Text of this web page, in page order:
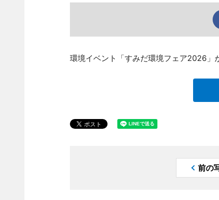
環境イベント「すみだ環境フェア2026」
前の